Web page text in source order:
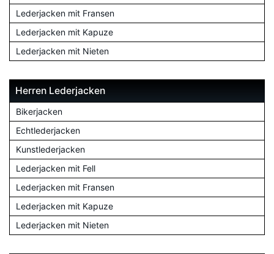
Lederjacken mit Fransen
Lederjacken mit Kapuze
Lederjacken mit Nieten
Herren Lederjacken
Bikerjacken
Echtlederjacken
Kunstlederjacken
Lederjacken mit Fell
Lederjacken mit Fransen
Lederjacken mit Kapuze
Lederjacken mit Nieten